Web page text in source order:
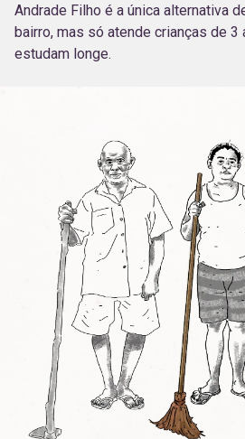
Andrade Filho é a única alternativa
bairro, mas só atende crianças de 3
estudam longe.